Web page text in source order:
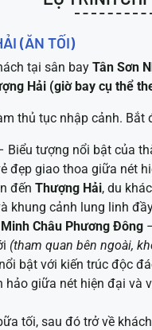
(ĂN TỐI)
tại sân bay Tân Sơn
Hải (giờ bay cụ thể
thủ tục nhập cảnh. Bắt
Biểu tượng nổi bật của
đẹp giao thoa giữa nét
đến Thượng Hải, du
khung cảnh lung linh
Châu Phương Đông
(tham quan bên ngoài,
bật với kiến trúc độc
giữa nét hiện đại và
tối, sau đó trở về